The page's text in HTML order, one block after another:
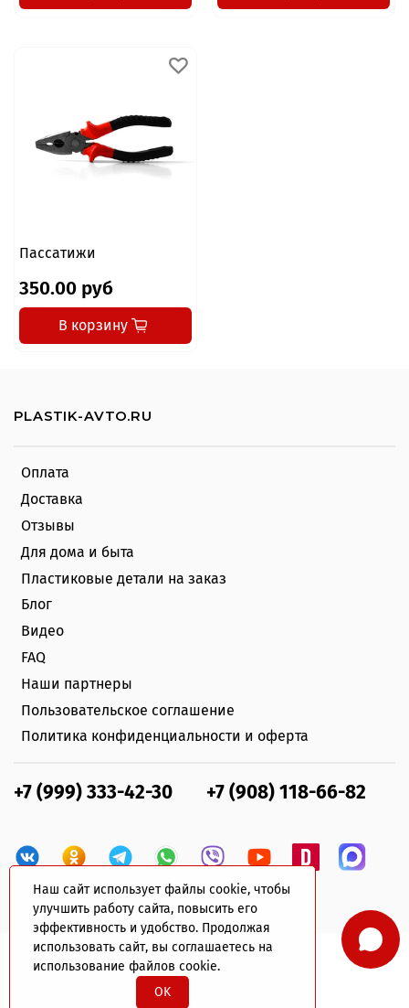
Наш сайт использует файлы cookie, чтобы
улучшить работу сайта, повысить его
эффективность и удобство. Продолжая
использовать сайт, вы соглашаетесь на
использование файлов cookie.
OK
Пассатижи
350.00 руб
В корзину
Оплата
Доставка
Отзывы
Для дома и быта
Пластиковые детали на заказ
Блог
Видео
FAQ
Наши партнеры
Пользовательское соглашение
Политика конфиденциальности и оферта
+7 (999) 333-42-30 +7 (908) 118-66-82
PLASTIK-AVTO.RU
© 2022 plastik-avto.ru Все права защищены